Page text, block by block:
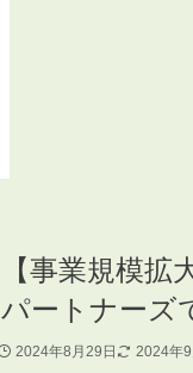
【事業規模
パートナーズ
2024年8月29日 2024年9